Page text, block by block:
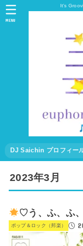
It's
DJ Saichin プロフィー
MENU
2023年3月
♡う、ふ、ふ、
ポップ＆ロック（邦楽）